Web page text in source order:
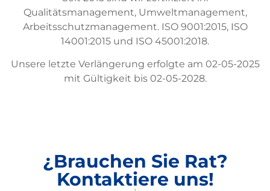
Qualitätsmanagement, Umweltmanagement,
Arbeitsschutzmanagement. ISO 9001:2015, ISO
14001:2015 und ISO 45001:2018.
Unsere letzte Verlängerung erfolgte am 02-05-2025
mit Gültigkeit bis 02-05-2028.
¿Brauchen Sie Rat?
Kontaktiere uns!